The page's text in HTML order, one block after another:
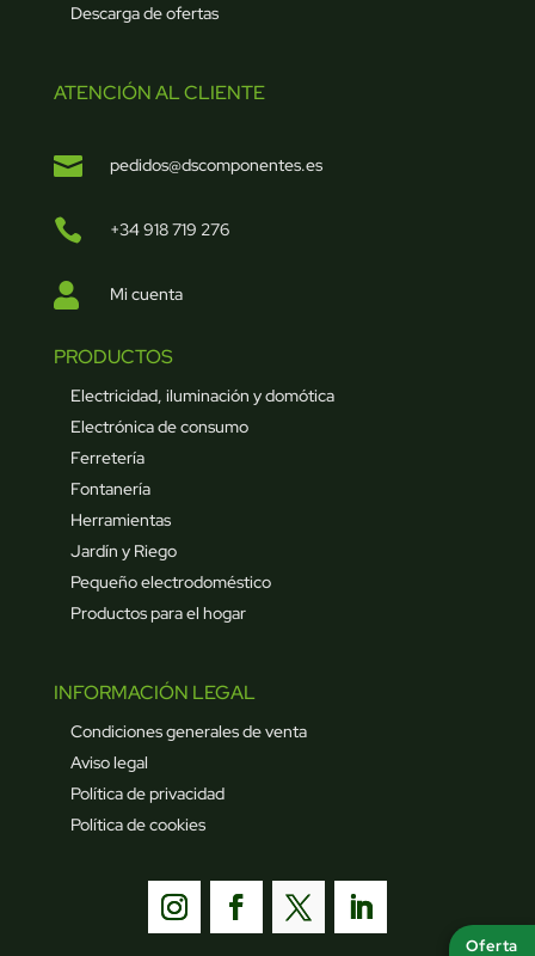
Descarga de ofertas
ATENCIÓN AL CLIENTE
 pedidos@dscomponentes.es
 +34 918 719 276
 Mi cuenta
PRODUCTOS
Electricidad, iluminación y domótica
Electrónica de consumo
Ferretería
Fontanería
Herramientas
Jardín y Riego
Pequeño electrodoméstico
Productos para el hogar
INFORMACIÓN LEGAL
Condiciones generales de venta
Aviso legal
Política de privacidad
Política de cookies
Oferta